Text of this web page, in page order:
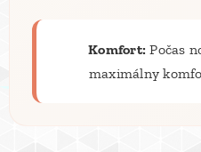
Komfort: Počas
maximálny